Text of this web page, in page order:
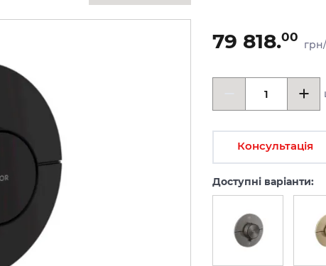
79 818.00
Консультація
Доступні варіанти: